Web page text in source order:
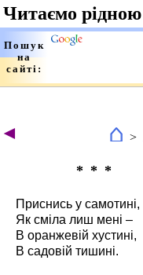
◄ ⌂ >
* * *
Приснись у самотині,
Як сміла лиш мені –
В оранжевій хустині,
В садовій тишині.